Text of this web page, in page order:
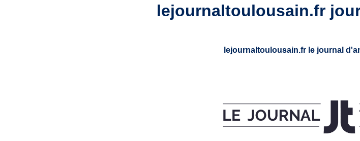
lejournaltoulousain.fr
lejournaltoulousain.fr le journal